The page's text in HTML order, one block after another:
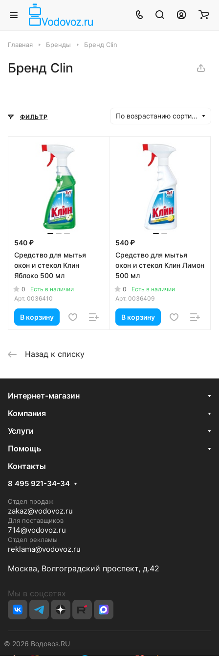
Главная Бренды Бренд Clin
Бренд Clin
ФИЛЬТР По возрастанию сортировки
540 ₽
Средство для мытья
окон и стекол Клин
Яблоко 500 мл
0
Есть в наличии
Арт. 0036410
В корзину
540 ₽
Средство для мытья
окон и стекол Клин Лимон
500 мл
0
Есть в наличии
Арт. 0036409
В корзину
Назад к списку
Интернет-магазин
Компания
Услуги
Помощь
Контакты
8 495 921-34-34
Отдел продаж
zakaz@vodovoz.ru
Для поставщиков
714@vodovoz.ru
Отдел рекламы
reklama@vodovoz.ru
Москва, Волгоградский проспект, д.42
Мы в соцсетях
© 2026 Водовоз.RU